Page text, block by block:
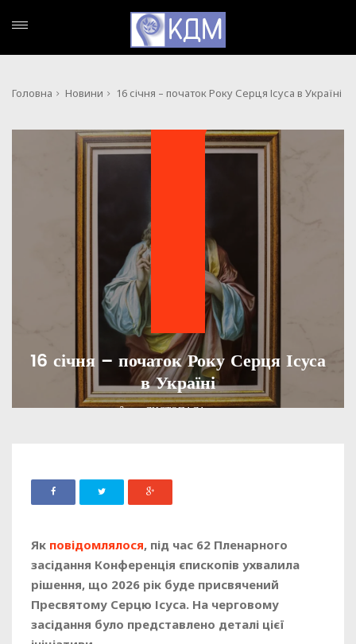
Головна Новини 16 січня – початок Року Серця Ісуса в Україні
16 січня – початок Року Серця Ісуса
в Україні
ADMIN 28 ЛИСТОПАДА, 2025 305
Як повідомлялося, під час 62 Пленарного
засідання Конференція єпископів ухвалила
рішення, що 2026 рік буде присвячений
Пресвятому Серцю Ісуса. На черговому
засідання було представлено деталі цієї